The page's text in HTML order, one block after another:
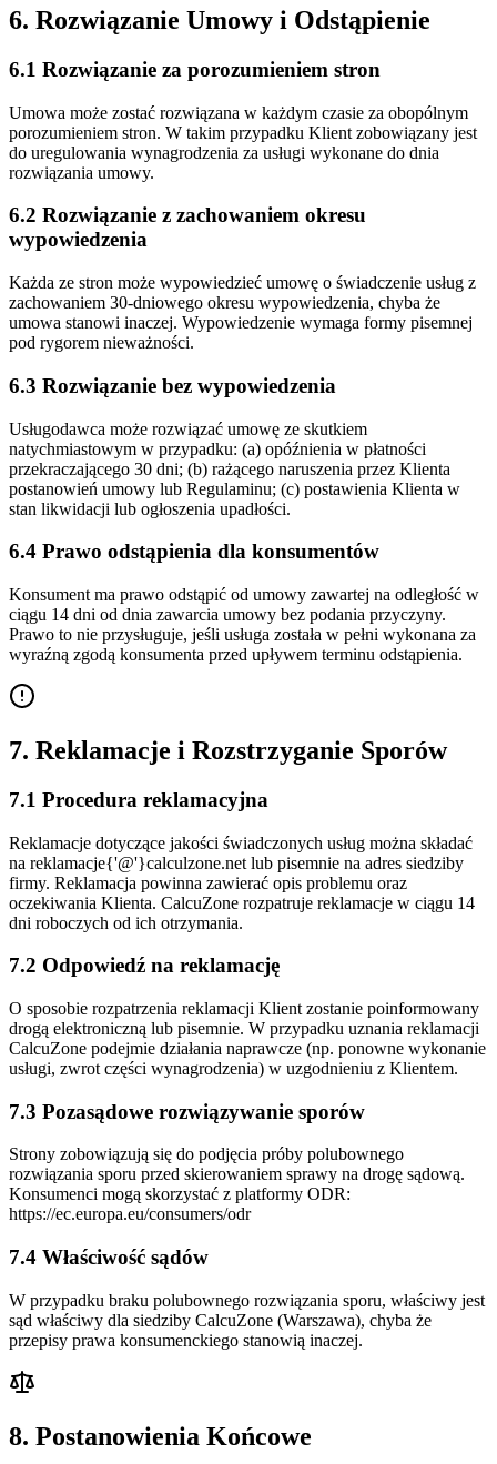
6. Rozwiązanie Umowy i Odstąpienie
6.1 Rozwiązanie za porozumieniem stron
Umowa może zostać rozwiązana w każdym czasie za obopólnym
porozumieniem stron. W takim przypadku Klient zobowiązany jest
do uregulowania wynagrodzenia za usługi wykonane do dnia
rozwiązania umowy.
6.2 Rozwiązanie z zachowaniem okresu
wypowiedzenia
Każda ze stron może wypowiedzieć umowę o świadczenie usług z
zachowaniem 30-dniowego okresu wypowiedzenia, chyba że
umowa stanowi inaczej. Wypowiedzenie wymaga formy pisemnej
pod rygorem nieważności.
6.3 Rozwiązanie bez wypowiedzenia
Usługodawca może rozwiązać umowę ze skutkiem
natychmiastowym w przypadku: (a) opóźnienia w płatności
przekraczającego 30 dni; (b) rażącego naruszenia przez Klienta
postanowień umowy lub Regulaminu; (c) postawienia Klienta w
stan likwidacji lub ogłoszenia upadłości.
6.4 Prawo odstąpienia dla konsumentów
Konsument ma prawo odstąpić od umowy zawartej na odległość w
ciągu 14 dni od dnia zawarcia umowy bez podania przyczyny.
Prawo to nie przysługuje, jeśli usługa została w pełni wykonana za
wyraźną zgodą konsumenta przed upływem terminu odstąpienia.
7. Reklamacje i Rozstrzyganie Sporów
7.1 Procedura reklamacyjna
Reklamacje dotyczące jakości świadczonych usług można składać
na reklamacje{'@'}calculzone.net lub pisemnie na adres siedziby
firmy. Reklamacja powinna zawierać opis problemu oraz
oczekiwania Klienta. CalcuZone rozpatruje reklamacje w ciągu 14
dni roboczych od ich otrzymania.
7.2 Odpowiedź na reklamację
O sposobie rozpatrzenia reklamacji Klient zostanie poinformowany
drogą elektroniczną lub pisemnie. W przypadku uznania reklamacji
CalcuZone podejmie działania naprawcze (np. ponowne wykonanie
usługi, zwrot części wynagrodzenia) w uzgodnieniu z Klientem.
7.3 Pozasądowe rozwiązywanie sporów
Strony zobowiązują się do podjęcia próby polubownego
rozwiązania sporu przed skierowaniem sprawy na drogę sądową.
Konsumenci mogą skorzystać z platformy ODR:
https://ec.europa.eu/consumers/odr
7.4 Właściwość sądów
W przypadku braku polubownego rozwiązania sporu, właściwy jest
sąd właściwy dla siedziby CalcuZone (Warszawa), chyba że
przepisy prawa konsumenckiego stanowią inaczej.
8. Postanowienia Końcowe